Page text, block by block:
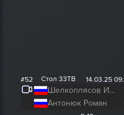
#52 Стол 33ТВ 14.03.25
Шелкоплясов Иван
Антонюк Роман